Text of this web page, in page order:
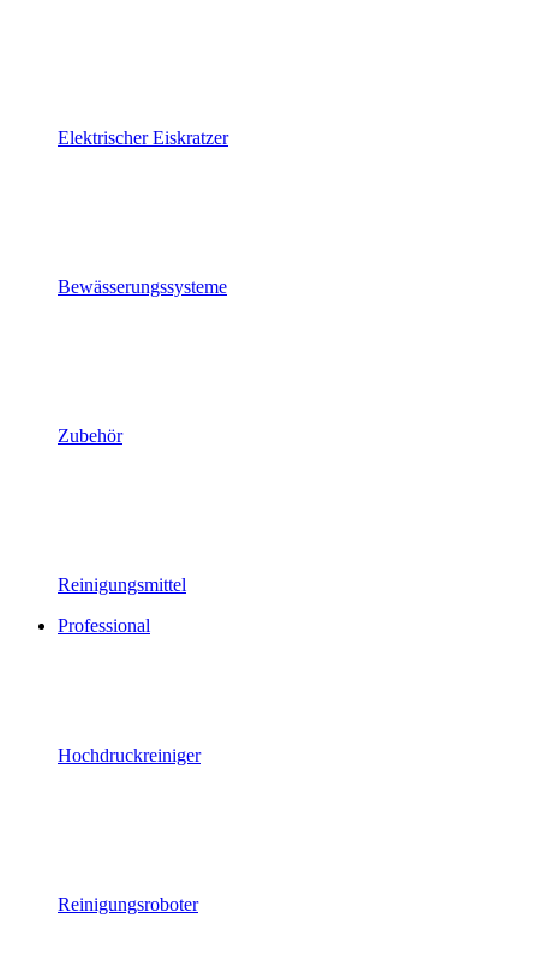
Elektrischer Eiskratzer
Bewässerungssysteme
Zubehör
Reinigungsmittel
Professional
Hochdruckreiniger
Reinigungsroboter